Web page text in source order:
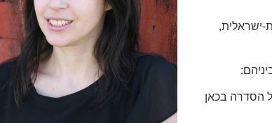
ישראלית,
של הסדרה בכאן